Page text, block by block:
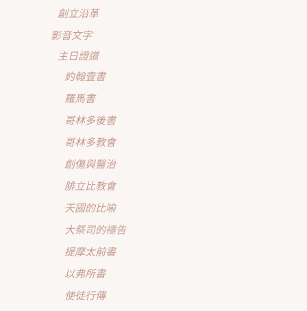
創立沿革
影音文字
主日證道
約翰壹書
羅馬書
哥林多後書
哥林多教會
創傷與醫治
腓立比教會
天國的比喻
大祭司的禱告
提摩太前書
以弗所書
使徒行傳